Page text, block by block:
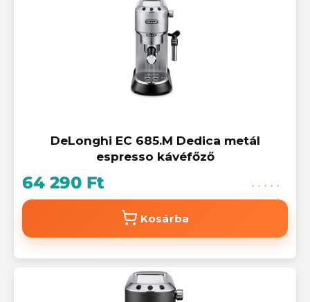
DeLonghi EC 685.M Dedica metál
espresso kávéfőző
64 290 Ft
Kosárba